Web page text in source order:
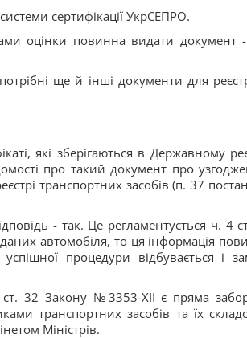
сертифікації УкрСЕПРО.
оцінки повинна видати документ
ще й інші документи для
які зберігаються в Державному
про такий документ про
транспортних засобів (п. 37
- так. Це регламентується ч. 4
автомобіля, то ця інформація
процедури відбувається і
32 Закону №3353-XII є пряма
транспортних засобів та їх
Міністрів.